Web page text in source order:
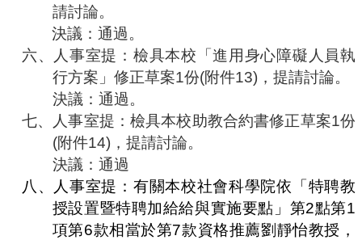
請討論。
決議：通過。
六、
人事室提：檢具本校「進用身心障礙人員執
行方案」修正草案1份(附件13) ，提請討論。
決議：通過。
七、
人事室提：檢具本校助教合約書修正草案1份
(附件14) ，提請討論。
決議：通過
八、
人事室提：有關本校社會科學院依「特聘教
授設置暨特聘加給給與實施要點」第2點第1
項第6款相當於第7款資格推薦劉靜怡教授，